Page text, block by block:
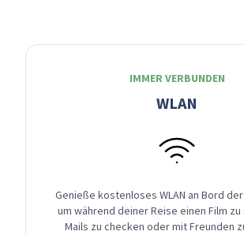
IMMER VERBUNDEN
WLAN
Genieße kostenloses WLAN an Bord
um während deiner Reise einen Film zu
Mails zu checken oder mit Freunden